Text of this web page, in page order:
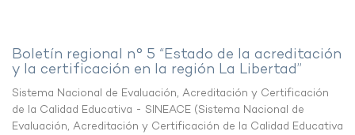
Boletín regional n° 5 “Estado de la acreditación
y la certificación en la región La Libertad”
Sistema Nacional de Evaluación, Acreditación y Certificación
de la Calidad Educativa - SINEACE (Sistema Nacional de
Evaluación, Acreditación y Certificación de la Calidad Educativa